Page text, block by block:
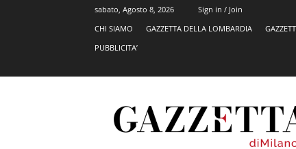
sabato, Agosto 8, 2026
Sign in / Join
CHI SIAMO
GAZZETTA DELLA LOMBARDIA
PUBBLICITA’